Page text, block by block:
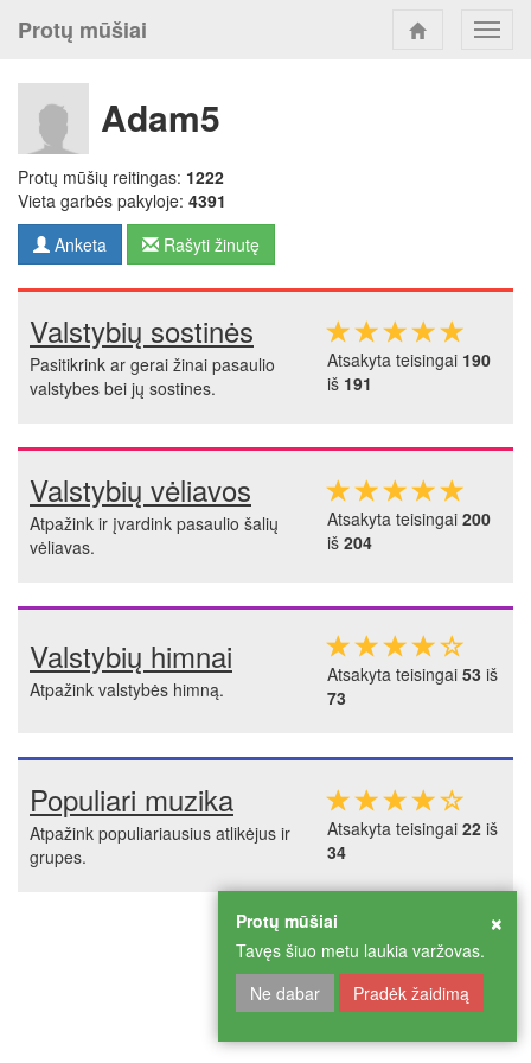
Protų mūšiai
Adam5
Protų mūšių reitingas: 1222
Vieta garbės pakyloje: 4391
Anketa
Rašyti žinutę
Valstybių sostinės
Pasitikrink ar gerai žinai pasaulio
valstybes bei jų sostines.
Atsakyta teisingai 190
iš 191
Valstybių vėliavos
Atpažink ir įvardink pasaulio šalių
vėliavas.
Atsakyta teisingai 200
iš 204
Valstybių himnai
Atpažink valstybės himną.
Atsakyta teisingai 53 iš
73
Populiari muzika
Atpažink populiariausius atlikėjus ir
grupes.
Atsakyta teisingai 22 iš
34
×
Protų mūšiai
Tavęs šiuo metu laukia varžovas.
Ne dabar
Pradėk žaidimą